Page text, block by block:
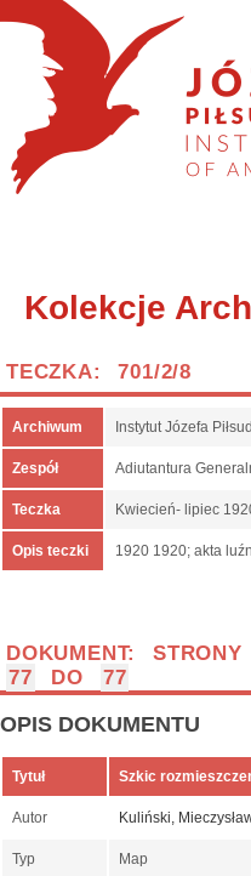
Kolekcje
TECZKA: 701/2/8
Archiwum Instytut Józefa
Zespół Adiutantura
Teczka Kwiecień- lipiec
Opis teczki 1920 1920; akta
DOKUMENT:
77
DO 77
OPIS DOKUMENTU
Tytuł Szkic
Autor Kuliński,
Typ Map